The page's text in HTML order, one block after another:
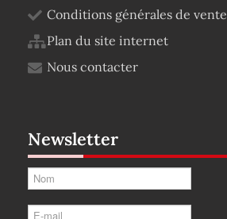
Conditions générales de vente
Plan du site internet
Nous contacter
Newsletter